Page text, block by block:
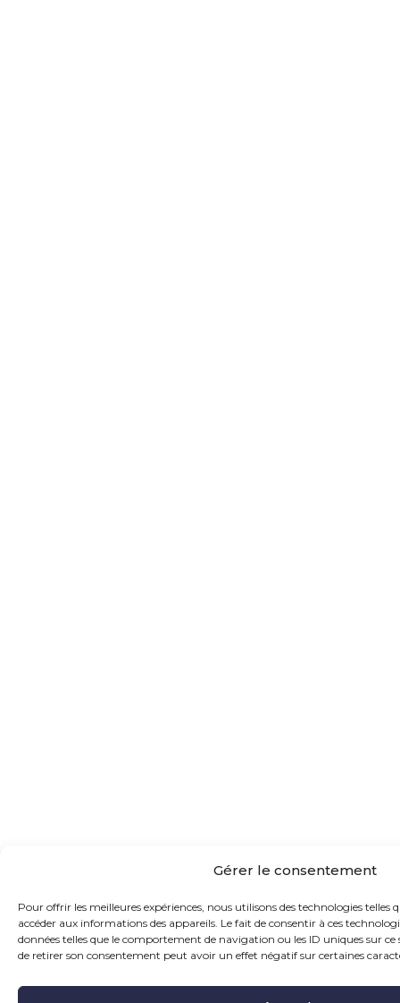
Gérer le consentement
Pour offrir les meilleures expériences, nous utilisons des technologies telles
accéder aux informations des appareils. Le fait de consentir à ces
données telles que le comportement de navigation ou les ID uniques sur ce
de retirer son consentement peut avoir un effet négatif sur certaines